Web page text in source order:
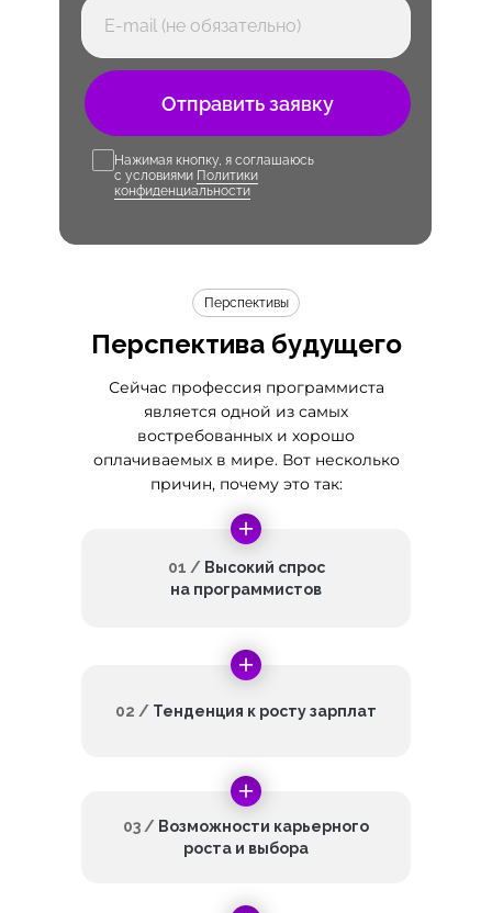
Отправить заявку
Нажимая кнопку, я соглашаюсь
с условиями Политики
конфиденциальности
Перспектива будущего
Перспективы
Сейчас профессия программиста
является одной из самых
востребованных и хорошо
оплачиваемых в мире. Вот несколько
причин, почему это так:
01 / Высокий спрос
на программистов
02 / Тенденция к росту зарплат
03 / Возможности карьерного
роста и выбора